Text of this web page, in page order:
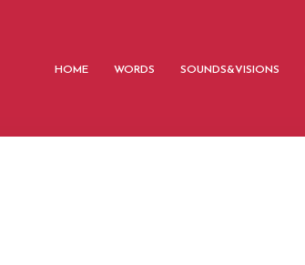
HOME WORDS SOUNDS&VISIONS